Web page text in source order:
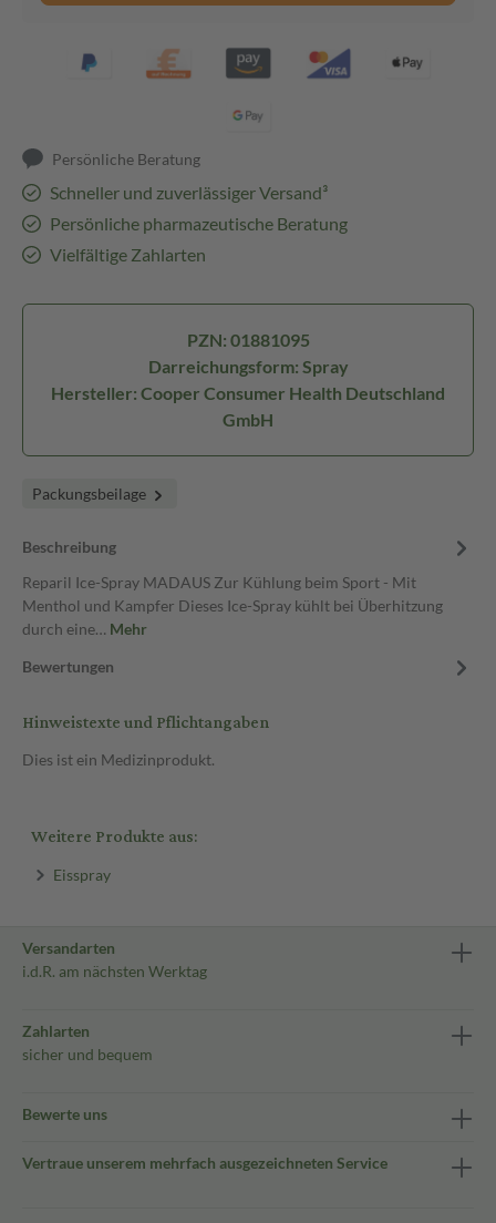
Persönliche Beratung
Schneller und zuverlässiger Versand³
Persönliche pharmazeutische Beratung
Vielfältige Zahlarten
PZN: 01881095
Darreichungsform: Spray
Hersteller: Cooper Consumer Health Deutschland
GmbH
Packungsbeilage
Beschreibung
Reparil Ice-Spray MADAUS Zur Kühlung beim Sport - Mit
Menthol und Kampfer Dieses Ice-Spray kühlt bei Überhitzung
durch eine… Mehr
Bewertungen
Hinweistexte und Pflichtangaben
Dies ist ein Medizinprodukt.
Weitere Produkte aus:
Eisspray
Versandarten
i.d.R. am nächsten Werktag
Zahlarten
sicher und bequem
Bewerte uns
Vertraue unserem mehrfach ausgezeichneten Service